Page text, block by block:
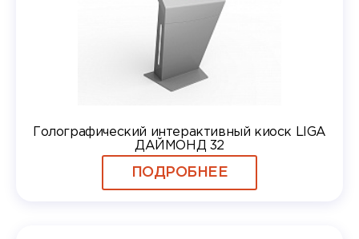
Голографический интерактивный киоск LIGA
ДАЙМОНД 32
ПОДРОБНЕЕ